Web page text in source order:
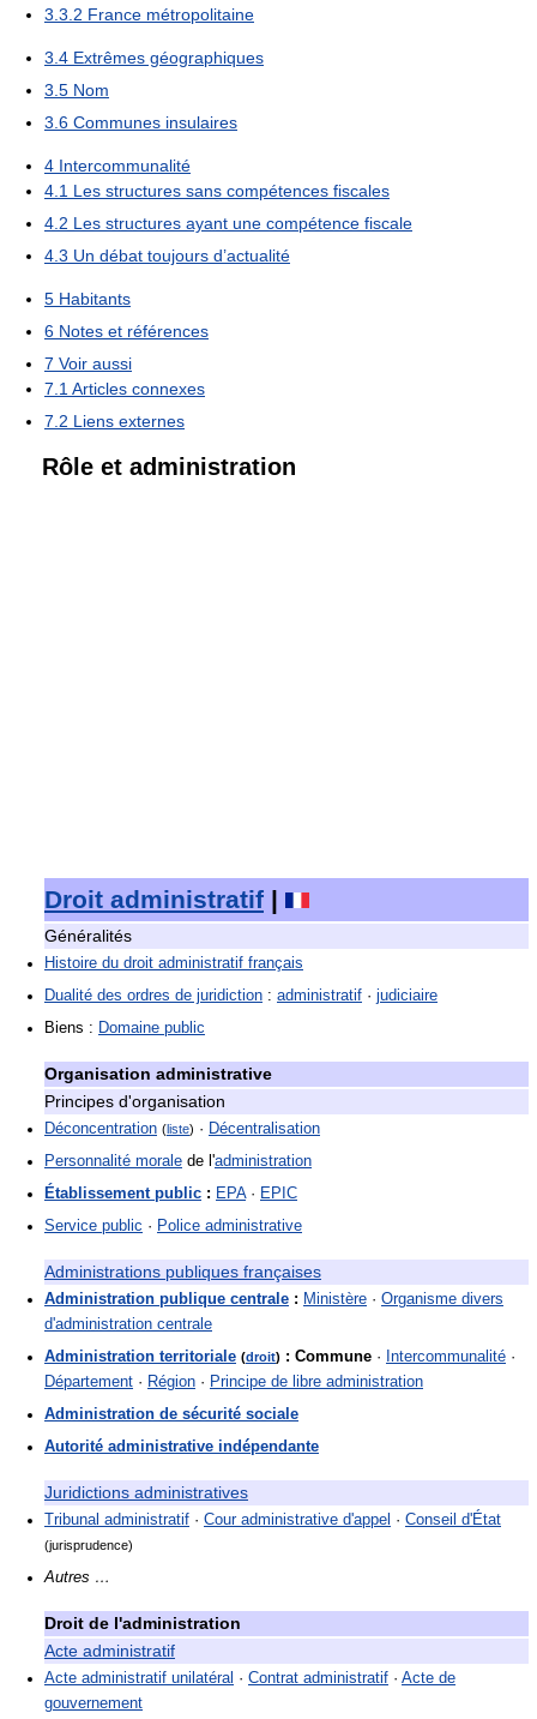
3.3.2 France métropolitaine
3.4 Extrêmes géographiques
3.5 Nom
3.6 Communes insulaires
4 Intercommunalité
4.1 Les structures sans compétences fiscales
4.2 Les structures ayant une compétence fiscale
4.3 Un débat toujours d’actualité
5 Habitants
6 Notes et références
7 Voir aussi
7.1 Articles connexes
7.2 Liens externes
Rôle et administration
Droit administratif |
Généralités
Histoire du droit administratif français
Dualité des ordres de juridiction : administratif · judiciaire
Biens : Domaine public
Organisation administrative
Principes d'organisation
Déconcentration (liste) · Décentralisation
Personnalité morale de l'administration
Établissement public : EPA· EPIC
Service public · Police administrative
Administrations publiques françaises
Administration publique centrale : Ministère · Organisme divers
d'administration centrale
Administration territoriale (droit) : Commune · Intercommunalité ·
Département · Région · Principe de libre administration
Administration de sécurité sociale
Autorité administrative indépendante
Juridictions administratives
Tribunal administratif · Cour administrative d'appel · Conseil d'État
(jurisprudence)
Autres …
Droit de l'administration
Acte administratif
Acte administratif unilatéral · Contrat administratif · Acte de
gouvernement